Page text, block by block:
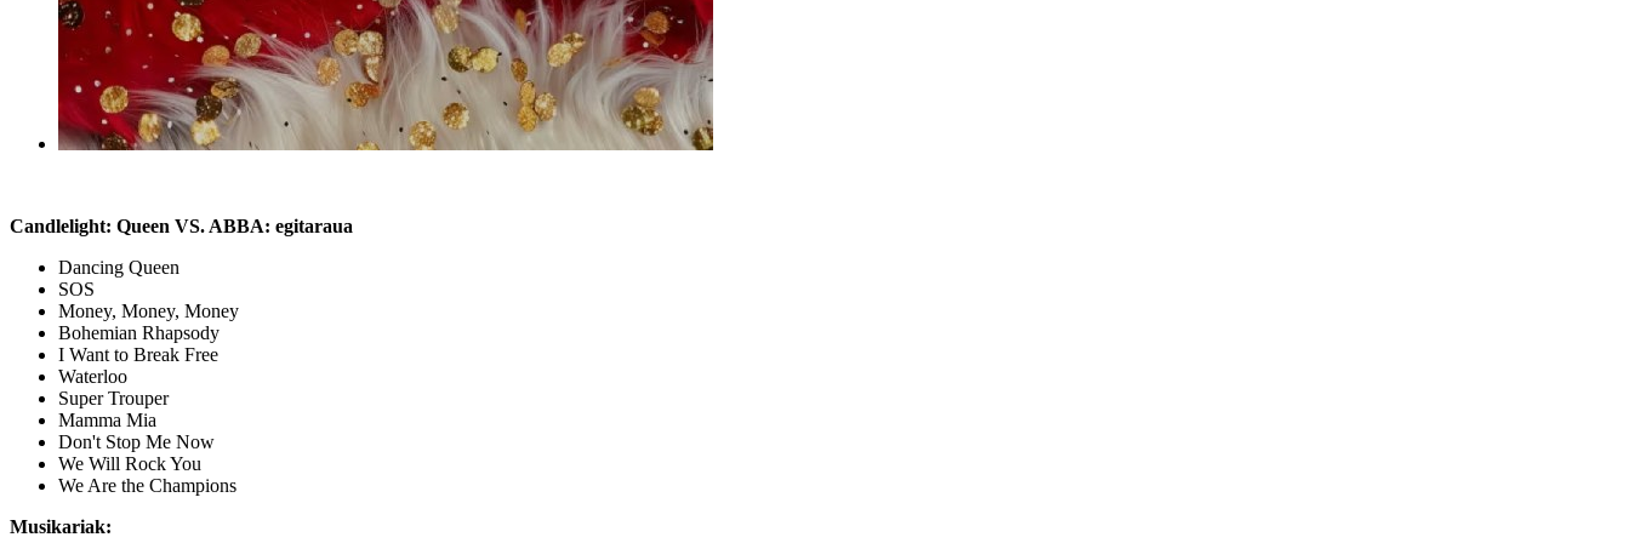
Candlelight: Queen VS. ABBA: egitaraua
Dancing Queen
SOS
Money, Money, Money
Bohemian Rhapsody
I Want to Break Free
Waterloo
Super Trouper
Mamma Mia
Don't Stop Me Now
We Will Rock You
We Are the Champions
Musikariak: